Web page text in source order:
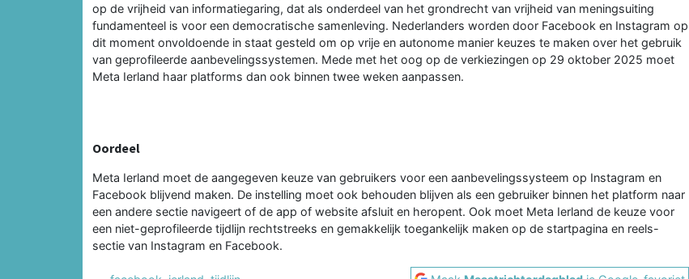
op de vrijheid van informatiegaring, dat als onderdeel van het grondrecht van vrijheid van meningsuiting
fundamenteel is voor een democratische samenleving. Nederlanders worden door Facebook en Instagram op
dit moment onvoldoende in staat gesteld om op vrije en autonome manier keuzes te maken over het gebruik
van geprofileerde aanbevelingssystemen. Mede met het oog op de verkiezingen op 29 oktober 2025 moet
Meta Ierland haar platforms dan ook binnen twee weken aanpassen.
Oordeel
Meta Ierland moet de aangegeven keuze van gebruikers voor een aanbevelingssysteem op Instagram en
Facebook blijvend maken. De instelling moet ook behouden blijven als een gebruiker binnen het platform naar
een andere sectie navigeert of de app of website afsluit en heropent. Ook moet Meta Ierland de keuze voor
een niet-geprofileerde tijdlijn rechtstreeks en gemakkelijk toegankelijk maken op de startpagina en reels-
sectie van Instagram en Facebook.